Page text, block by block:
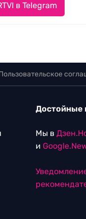
в Telegram
Достойные
Мы в
и